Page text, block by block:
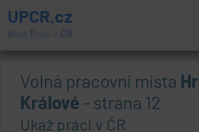
UPCR.cz
U kaž Práci v ČR
Volná pracovní místa
Králové - strana 12
Ukaž práci v ČR